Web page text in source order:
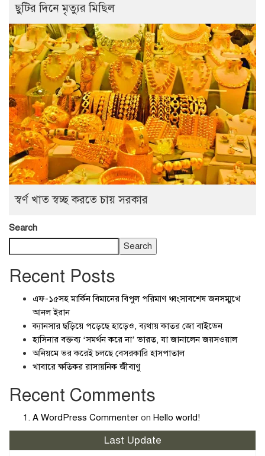
ছুটির দিনে মৃত্যুর মিছিল
স্বর্ণ খাত স্বচ্ছ করতে চায় সরকার
Search
Search
Recent Posts
এফ-১৫সহ মার্কিন বিমানের বিপুল পরিমাণ ধ্বংসাবশেষ জনসম্মুখে
আনল ইরান
ক্যানসার ছড়িয়ে পড়েছে হাড়েও, ব্যথায় কাতর জো বাইডেন
হাসিনার বক্তব্য ‘সমর্থন করে না’ ভারত, যা জানালেন জয়সওয়াল
অনিয়মে ভর করেই চলছে বেসরকারি হাসপাতাল
খাবারে ক্ষতিকর রাসায়নিক জীবাণু
Recent Comments
A WordPress Commenter on Hello world!
Last Update